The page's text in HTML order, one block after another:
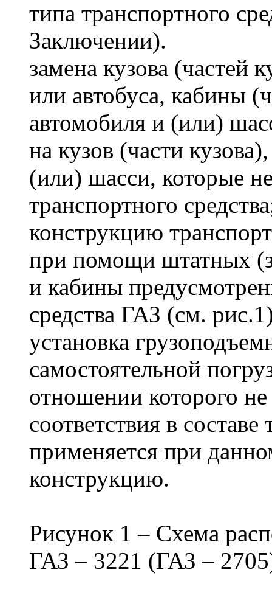
типа транспортного
Заключении).
замена кузова (частей
или автобуса, кабины
автомобиля и (или)
на кузов (части
(или) шасси, которые
транспортного
конструкцию
при помощи штатных
и кабины
средства ГАЗ (см.
установка
самостоятельной
отношении которого
соответствия в
применяется при
конструкцию.
Рисунок 1 – Схема
ГАЗ – 3221 (ГАЗ –